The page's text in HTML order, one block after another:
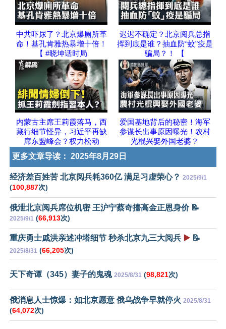
中共吓尿了？北京爆厕所革
命！基孔肯雅热暴增十倍！
【 #晓坤话时局
迟迟不确定？北京阅兵总指
挥到底是谁？抽血防“蚊”疫是
骗局？！ 【
内蒙古主席王莉霞落马，西
藏行细节怪异，习近平再缺
席东盟峰会？权力松动
爱国基地背后的秘密！海军
参谋长出事原因曝光！农村
光棍兴娶外国老婆？
更多文章导读： 2025年8月29日
经济差百姓苦 北京阅兵耗360亿 满足习虚荣心？ 2025/9/1
(100,887次)
俄泄北京阅兵席位机密 王沪宁蔡奇擡高金正恩身价 📝
2025/9/1 (66,913次)
重庆勇士戚洪亲述冲塔细节 秒杀北京九三大阅兵 ▶️ 📝
2025/8/31 (66,205次)
天下奇谭（345）妻子的鬼魂 2025/8/31 (98,821次)
俄消息人士惊爆：如北京愿意 俄乌战争早就停火 2025/8/31
(64,072次)